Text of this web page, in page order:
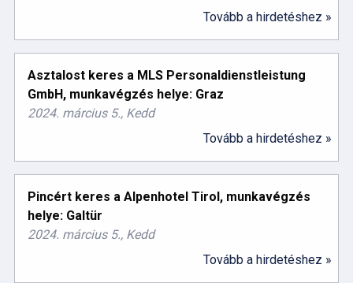
Tovább a hirdetéshez »
Asztalost keres a MLS Personaldienstleistung
GmbH, munkavégzés helye: Graz
2024. március 5., Kedd
Tovább a hirdetéshez »
Pincért keres a Alpenhotel Tirol, munkavégzés
helye: Galtür
2024. március 5., Kedd
Tovább a hirdetéshez »